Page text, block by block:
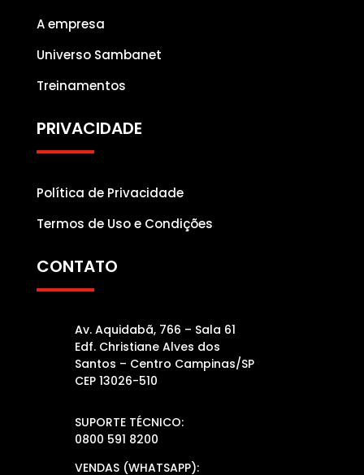
A empresa
Universo Sambanet
Treinamentos
PRIVACIDADE
Política de Privacidade
Termos de Uso e Condições
CONTATO
Av. Aquidabã, 766 – Sala 61
Edf. Christiane Alves dos
Santos – Centro Campinas/SP
CEP 13026-510
SUPORTE TÉCNICO:
0800 591 8200
VENDAS (WHATSAPP):